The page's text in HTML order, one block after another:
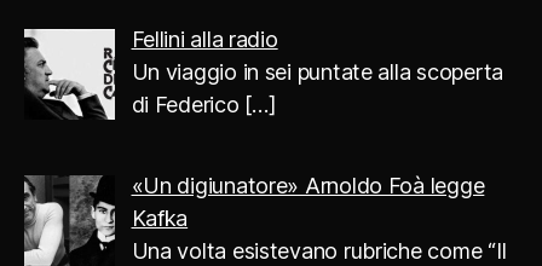
Fellini alla radio
Un viaggio in sei puntate alla scoperta
di Federico […]
«Un digiunatore» Arnoldo Foà legge
Kafka
Una volta esistevano rubriche come “Il